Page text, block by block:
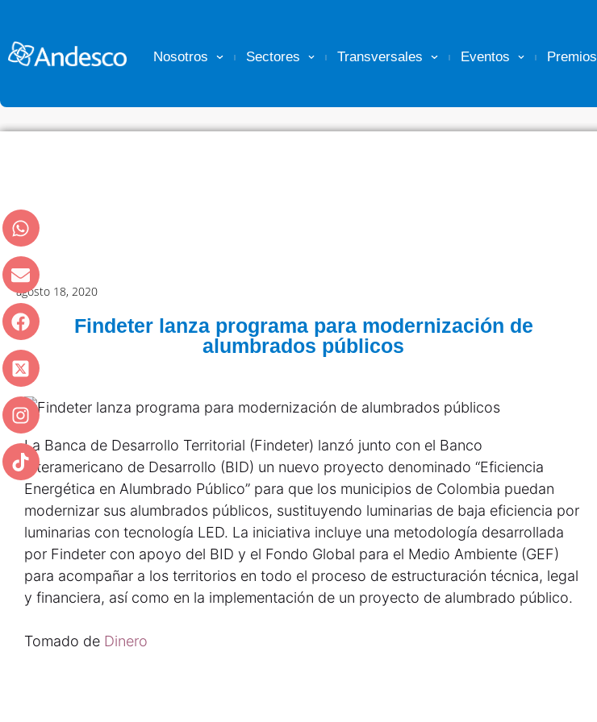
Nosotros Sectores Transversales Eventos Premios
agosto 18, 2020
Findeter lanza programa para modernización de
alumbrados públicos
La Banca de Desarrollo Territorial (Findeter) lanzó junto con el Banco
Interamericano de Desarrollo (BID) un nuevo proyecto denominado “Eficiencia
Energética en Alumbrado Público” para que los municipios de Colombia puedan
modernizar sus alumbrados públicos, sustituyendo luminarias de baja eficiencia por
luminarias con tecnología LED. La iniciativa incluye una metodología desarrollada
por Findeter con apoyo del BID y el Fondo Global para el Medio Ambiente (GEF)
para acompañar a los territorios en todo el proceso de estructuración técnica, legal
y financiera, así como en la implementación de un proyecto de alumbrado público.
Tomado de Dinero